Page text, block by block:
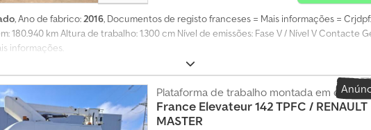
, Ano de fabrico:2016, Documentos de registo franceses = Mais informações =
180.940 km Altura de trabalho: 1.300 cm Nível de emissões: Fase V / Nível V Contacte
informações.
Plataforma de trabalho montada em camião
France Elevateur142 TPFC / RENAULT
MASTER